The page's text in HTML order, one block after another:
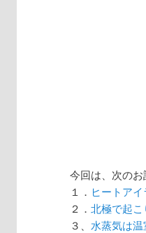
今回は、次のお
１． ヒートア
２． 北極で起
３、 水蒸気は